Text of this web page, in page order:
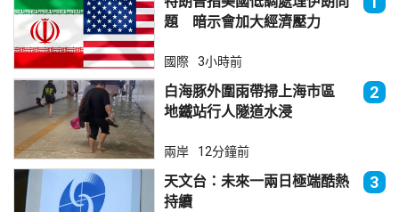
題 暗示會加大經濟壓力
國際 3小時前
白海豚外圍雨帶掃上海市區
地鐵站行人隧道水浸
2
兩岸 12分鐘前
天文台：未來一兩日極端酷熱
持續
3